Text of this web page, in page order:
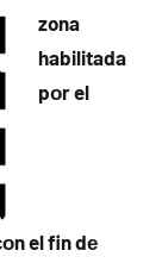
zona
habilitada
pοr el
el fin dе